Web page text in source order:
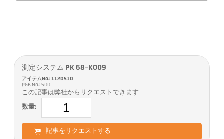
測定システム PK 68-K009
アイテムNo.: 1120510
PGB No.: 500
この記事は弊社からリクエストできます
数量:
記事をリクエストする